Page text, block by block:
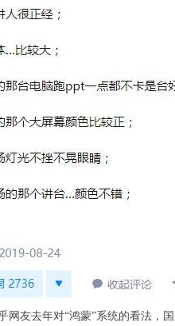
网友去年对“鸿蒙”系统的看法，